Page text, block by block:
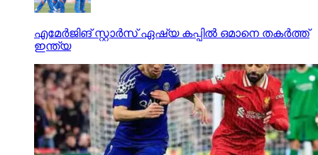
എമേര്‍ജിങ് സ്റ്റാര്‍സ് ഏഷ്യ കപ്പില്‍ ഒമാനെ തകര്‍ത്ത്
ഇന്ത്യ